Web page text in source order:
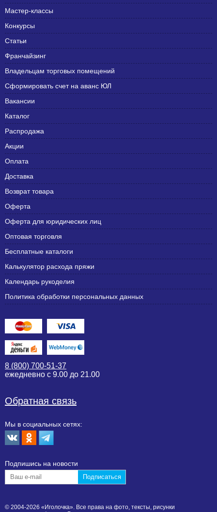
Мастер-классы
Конкурсы
Статьи
Франчайзинг
Владельцам торговых помещений
Сформировать счет на аванс ЮЛ
Вакансии
Каталог
Распродажа
Акции
Оплата
Доставка
Возврат товара
Оферта
Оферта для юридических лиц
Оптовая торговля
Бесплатные каталоги
Калькулятор расхода пряжи
Календарь рукоделия
Политика обработки персональных данных
8 (800) 700-51-37
ежедневно с 9.00 до 21.00
Обратная связь
Мы в социальных сетях:
Подпишиcь на новости
© 2004-2026 «Иголочка». Все права на фото, тексты, рисунки